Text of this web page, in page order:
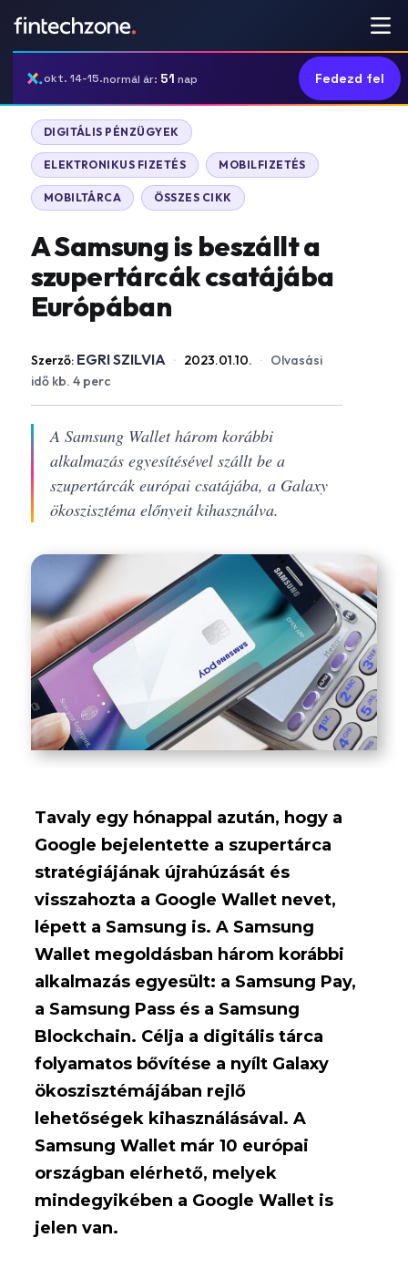
okt. 14-15.normál ár: 51 nap Fedezd fel
DIGITÁLIS PÉNZÜGYEK
ELEKTRONIKUS FIZETÉS MOBILFIZETÉS
MOBILTÁRCA ÖSSZES CIKK
A Samsung is beszállt a
szupertárcák csatájába
Európában
Szerző: EGRI SZILVIA · 2023.01.10. · Olvasási
idő kb. 4 perc
A Samsung Wallet három korábbi
alkalmazás egyesítésével szállt be a
szupertárcák európai csatájába, a Galaxy
ökoszisztéma előnyeit kihasználva.
Tavaly egy hónappal azután, hogy a
Google bejelentette a szupertárca
stratégiájának újrahúzását és
visszahozta a Google Wallet nevet,
lépett a Samsung is. A Samsung
Wallet megoldásban három korábbi
alkalmazás egyesült: a Samsung Pay,
a Samsung Pass és a Samsung
Blockchain. Célja a digitális tárca
folyamatos bővítése a nyílt Galaxy
ökoszisztémájában rejlő
lehetőségek kihasználásával. A
Samsung Wallet már 10 európai
országban elérhető, melyek
mindegyikében a Google Wallet is
jelen van.